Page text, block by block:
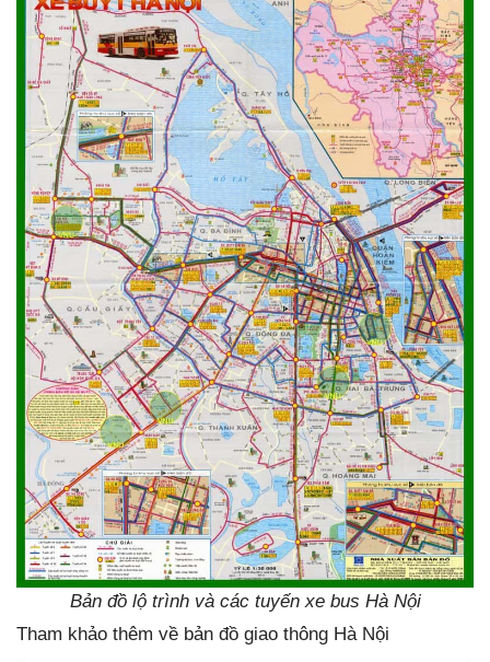
Bản đồ lộ trình và các tuyến xe bus Hà Nội
Tham khảo thêm về bản đồ giao thông Hà Nội